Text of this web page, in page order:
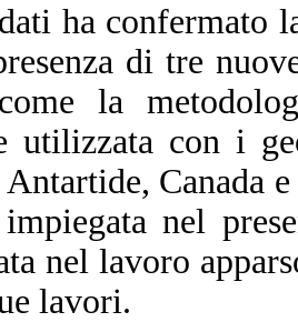
ha confermato
di tre
la
utilizzata con i
Canada
nel
nel lavoro
lavori.